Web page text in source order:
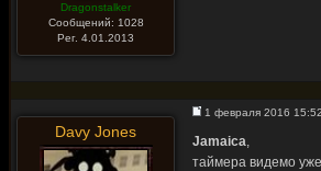
Dragonstalker
Сообщений: 1028
Рег. 4.01.2013
Davy Jones
1 февраля 2016 15:52
Jamaica,
таймера видемо